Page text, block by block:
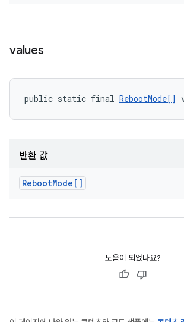
values
public static final RebootMode[]
반환 값
RebootMode[]
도움이 되었나요?